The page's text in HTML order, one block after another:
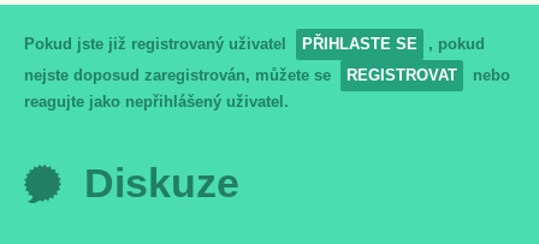
Pokud jste již registrovaný uživatel PŘIHLASTE SE
, pokud
nejste doposud zaregistrován, můžete se
REGISTROVAT
nebo
reagujte jako nepřihlášený uživatel.
Diskuze